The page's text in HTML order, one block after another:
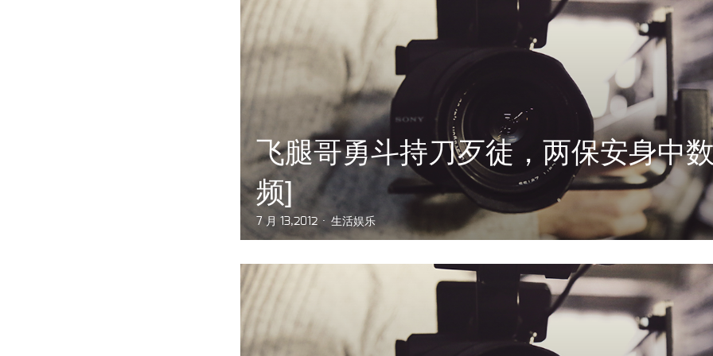
飞腿哥勇斗持刀歹徒，两保安身中
频]
7 月 13,2012 生活娱乐